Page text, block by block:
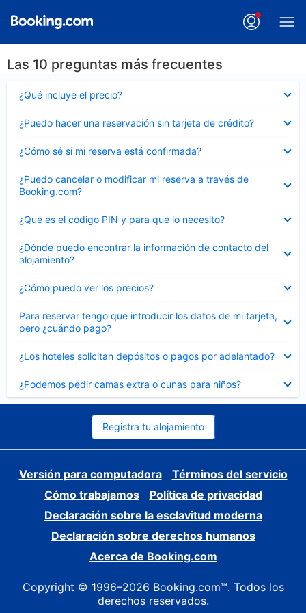
Las 10 preguntas más frecuentes
¿Qué incluye el precio?
cerrado
¿Puedo hacer una reservación sin tarjeta de crédito?
cerrado
¿Cómo sé si mi reserva está confirmada?
cerrado
¿Puedo cancelar o modificar mi reserva a través de
Booking.com?
cerrado
¿Qué es el código PIN y para qué lo necesito?
cerrado
¿Dónde puedo encontrar la información de contacto del
alojamiento?
cerrado
¿Cómo puedo ver los precios?
cerrado
Para reservar tengo que introducir los datos de mi tarjeta,
pero ¿cuándo pago?
cerrado
¿Los hoteles solicitan depósitos o pagos por adelantado?
cerrado
¿Podemos pedir camas extra o cunas para niños?
cerrado
Registra tu alojamiento
Versión para computadora
Términos del servicio
Cómo trabajamos
Política de privacidad
Declaración sobre la esclavitud moderna
Declaración sobre derechos humanos
Acerca de Booking.com
Copyright © 1996–2026 Booking.com™. Todos los
derechos reservados.